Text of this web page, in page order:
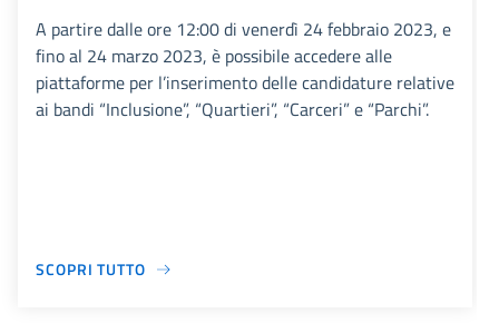
A partire dalle ore 12:00 di venerdì 24 febbraio 2023, e
fino al 24 marzo 2023, è possibile accedere alle
piattaforme per l’inserimento delle candidature relative
ai bandi “Inclusione”, “Quartieri”, “Carceri” e “Parchi”.
SCOPRI TUTTO